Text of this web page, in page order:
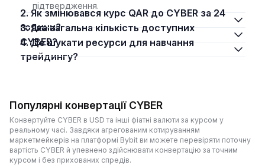
підтвердження.
2. Як змінювався курс QAR до CYBER за 24
години?
3. Яка загальна кількість доступних
CYBER?
4. Де шукати ресурси для навчання
трейдингу?
Популярні конвертації CYBER
Конвертуйте CYBER в USD та інші фіатні валюти за курсом у
реальному часі. Завдяки агрегованим котируванням
маркетмейкерів на платформі Bybit ви можете перевіряти поточну
вартість CYBER й упевнено здійснювати конвертацію за точним
курсом і без прихованих спредів.